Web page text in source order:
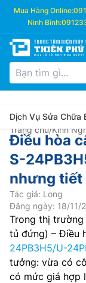
Mua Hàng Online:
Ninh Bình:
Dịch Vụ Sửa Chữa
Trang chủ/Kinh
Điều hòa
S-
nhưng tiết
Tác giả: Long
Đăng ngày: 18/11/
Trong thị
tủ đứng) – Điều
24PB3H5/U-
tưởng: vừa có
có mức giá hợp